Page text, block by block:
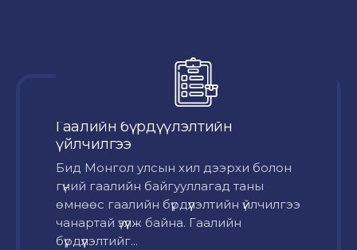
Гаалийн бүрдүүлэлтийн
үйлчилгээ
Бид Монгол улсын хил дээрхи болон
гүний гаалийн байгууллагад таны
өмнөөс гаалийн бүрдүүлэлтийн үйлчилгээ
чанартай үзүүлж байна. Гаалийн
бүрдүүлэлтийг...